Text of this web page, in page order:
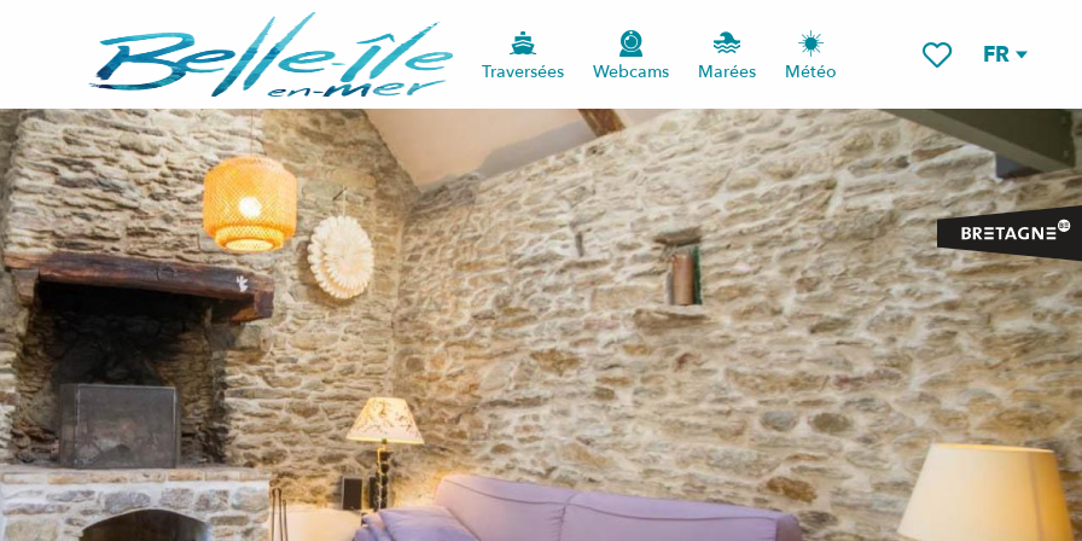
FR
Traversées Webcams Marées Météo